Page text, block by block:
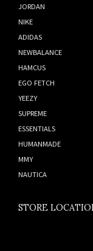
JORDAN
NIKE
ADIDAS
NEWBALANCE
HAMCUS
EGO FETCH
YEEZY
SUPREME
ESSENTIALS
HUMANMADE
MMY
NAUTICA
STORE